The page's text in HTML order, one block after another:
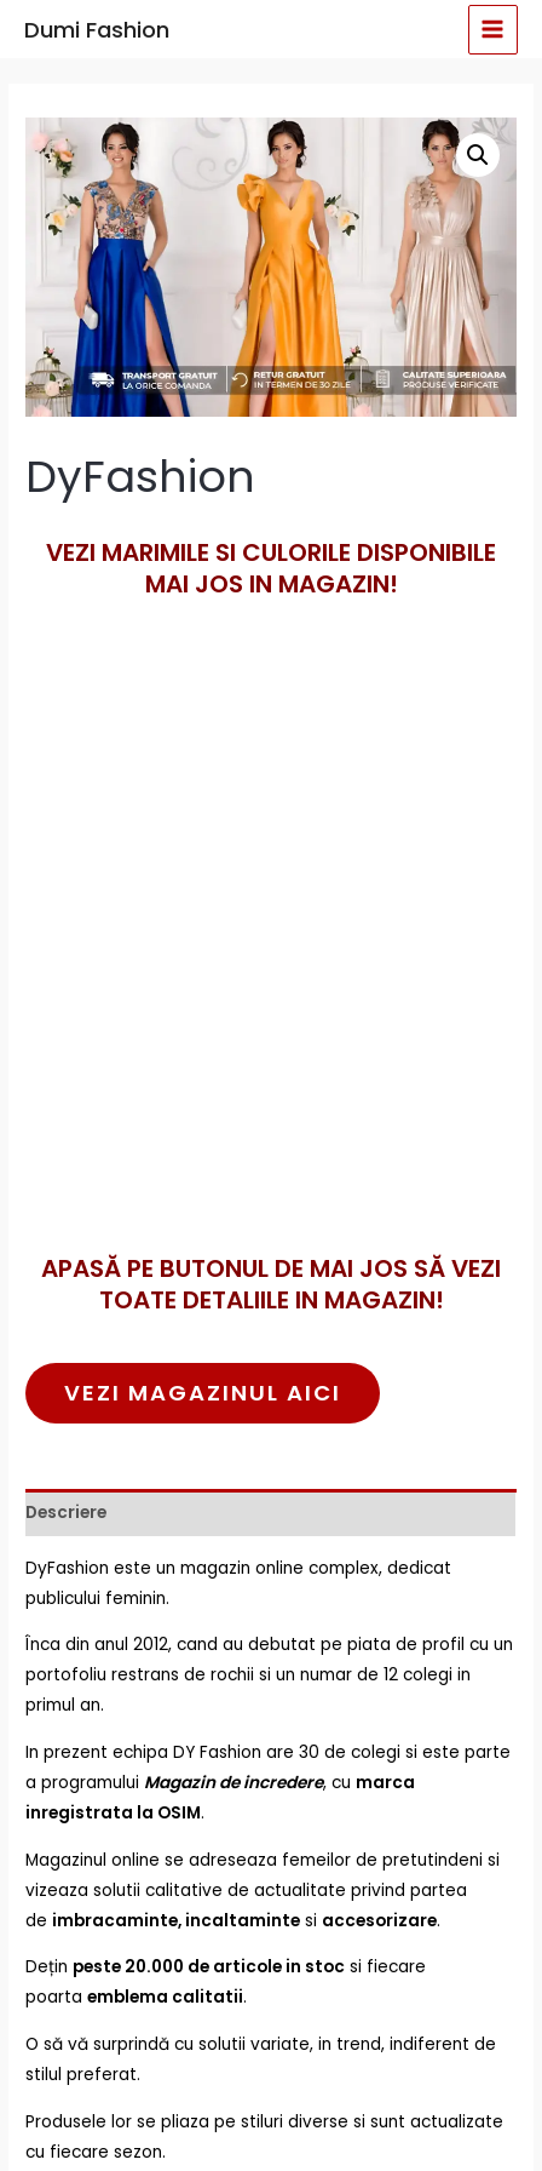
Dumi Fashion
DyFashion
VEZI MARIMILE SI CULORILE DISPONIBILE
MAI JOS IN MAGAZIN!
APASĂ PE BUTONUL DE MAI JOS SĂ VEZI
TOATE DETALIILE IN MAGAZIN!
VEZI MAGAZINUL AICI
Descriere
DyFashion este un magazin online complex, dedicat
publicului feminin.
Înca din anul 2012, cand au debutat pe piata de profil cu un
portofoliu restrans de rochii si un numar de 12 colegi in
primul an.
In prezent echipa DY Fashion are 30 de colegi si este parte
a programului Magazin de incredere, cu marca
inregistrata la OSIM.
Magazinul online se adreseaza femeilor de pretutindeni si
vizeaza solutii calitative de actualitate privind partea
de imbracaminte, incaltaminte si accesorizare.
Dețin peste 20.000 de articole in stoc si fiecare
poartaemblema calitatii.
O să vă surprindă cu solutii variate, in trend, indiferent de
stilul preferat.
Produsele lor se pliaza pe stiluri diverse si sunt actualizate
cu fiecare sezon.